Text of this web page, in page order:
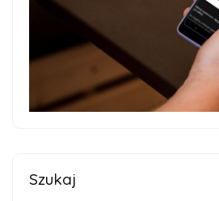
Szukaj